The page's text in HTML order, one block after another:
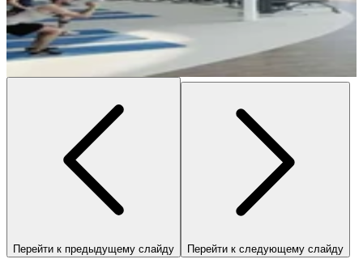
Перейти к предыдущему слайду Перейти к следующему слайду